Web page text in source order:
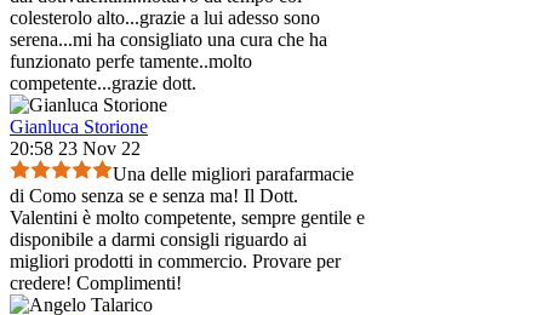
colesterolo alto...grazie a lui adesso sono
serena...mi ha consigliato una cura che ha
funzionato perfe tamente..molto
competente...grazie dott.
Gianluca Storione
20:58 23 Nov 22
Una delle migliori parafarmacie
di Como senza se e senza ma! Il Dott.
Valentini è molto competente, sempre gentile e
disponibile a darmi consigli riguardo ai
migliori prodotti in commercio. Provare per
credere! Complimenti!